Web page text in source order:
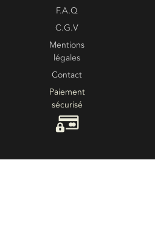
F.A.Q
C.G.V
Mentions
légales
Contact
Paiement
sécurisé